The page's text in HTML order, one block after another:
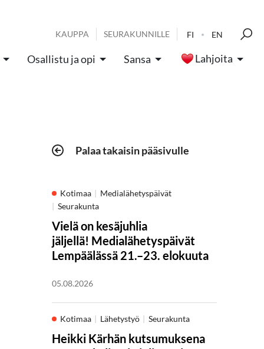
KAUPPA SEURAKUNNILLE FI EN
Osallistu ja opi Sansa Lahjoita
Palaa takaisin pääsivulle
Kotimaa
Medialähetyspäivät
Seurakunta
Vielä on kesäjuhlia
jäljellä! Medialähetyspäivät
Lempäälässä 21.–23. elokuuta
05.08.2026
Kotimaa Lähetystyö Seurakunta
Heikki Kärhän kutsumuksena